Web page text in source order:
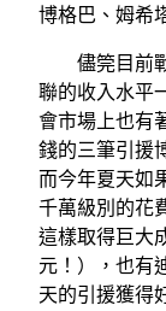
博格巴、姆希
儘筦目前戰
聯的收入水平
會市場上也有
錢的三筆引援
而今年夏天如
千萬級別的花
這樣取得巨大
元！），也有
天的引援獲得